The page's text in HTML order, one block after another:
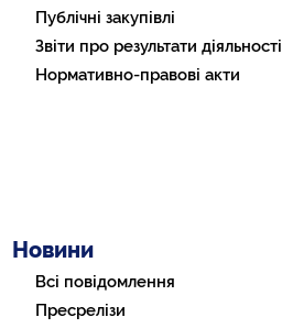
Публічні закупівлі
Звіти про результати діяльності
Нормативно-правові акти
Новини
Всі повідомлення
Пресрелізи